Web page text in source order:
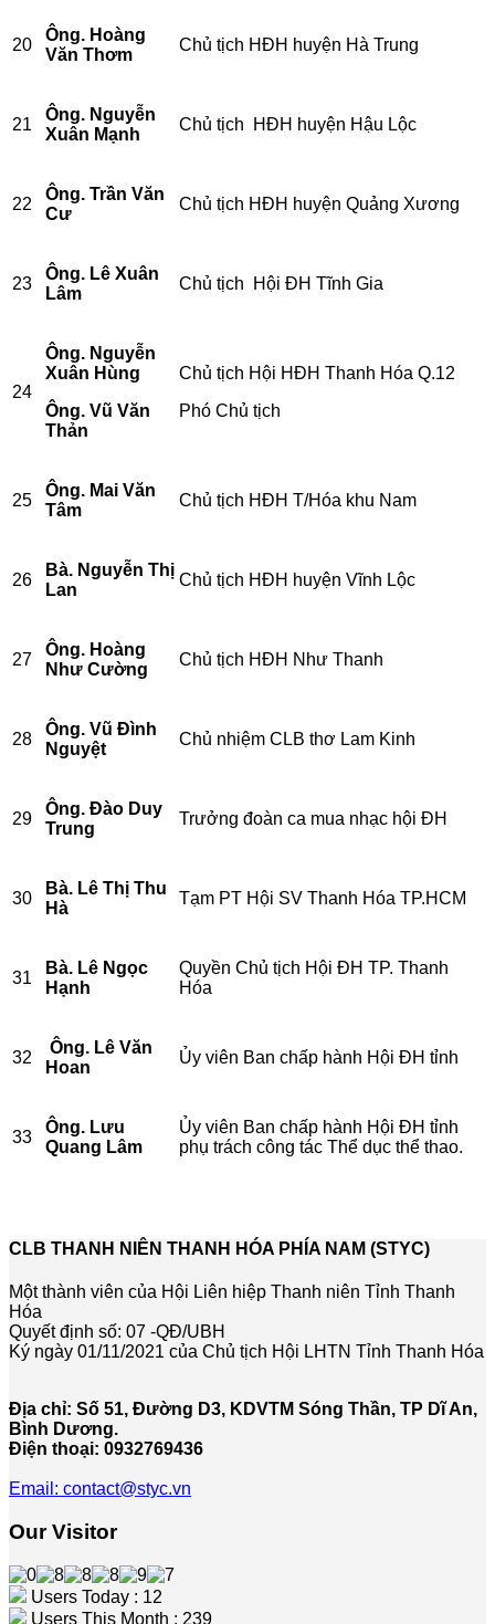
20
Ông. Hoàng
Văn Thơm
Chủ tịch HĐH huyện Hà Trung
21
Ông. Nguyễn
Xuân Mạnh
Chủ tịch HĐH huyện Hậu Lộc
22
Ông. Trần Văn
Cư
Chủ tịch HĐH huyện Quảng Xương
23
Ông. Lê Xuân
Lâm
Chủ tịch Hội ĐH Tĩnh Gia
24
Ông. Nguyễn
Xuân Hùng
Ông. Vũ Văn
Thản
Chủ tịch Hội HĐH Thanh Hóa Q.12
Phó Chủ tịch
25
Ông. Mai Văn
Tâm
Chủ tịch HĐH T/Hóa khu Nam
26
Bà. Nguyễn Thị
Lan
Chủ tịch HĐH huyện Vĩnh Lộc
27
Ông. Hoàng
Như Cường
Chủ tịch HĐH Như Thanh
28
Ông. Vũ Đình
Nguyệt
Chủ nhiệm CLB thơ Lam Kinh
29
Ông. Đào Duy
Trung
Trưởng đoàn ca mua nhạc hội ĐH
30
Bà. Lê Thị Thu
Hà
Tạm PT Hội SV Thanh Hóa TP.HCM
31
Bà. Lê Ngọc
Hạnh
Quyền Chủ tịch Hội ĐH TP. Thanh
Hóa
32
Ông. Lê Văn
Hoan
Ủy viên Ban chấp hành Hội ĐH tỉnh
33
Ông. Lưu
Quang Lâm
Ủy viên Ban chấp hành Hội ĐH tỉnh
phụ trách công tác Thể dục thể thao.
CLB THANH NIÊN THANH HÓA PHÍA NAM (STYC)
Một thành viên của Hội Liên hiệp Thanh niên Tỉnh Thanh
Hóa
Quyết định số: 07 -QĐ/UBH
Ký ngày 01/11/2021 của Chủ tịch Hội LHTN Tỉnh Thanh Hóa
Địa chỉ: Số 51, Đường D3, KDVTM Sóng Thần, TP Dĩ An,
Bình Dương.
Điện thoại: 0932769436
Email: contact@styc.vn
Our Visitor
Users Today : 12
Users This Month : 239